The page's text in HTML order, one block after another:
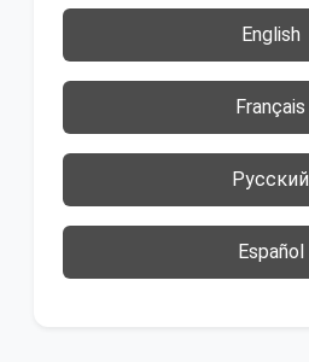
English
Français
Русский
Español